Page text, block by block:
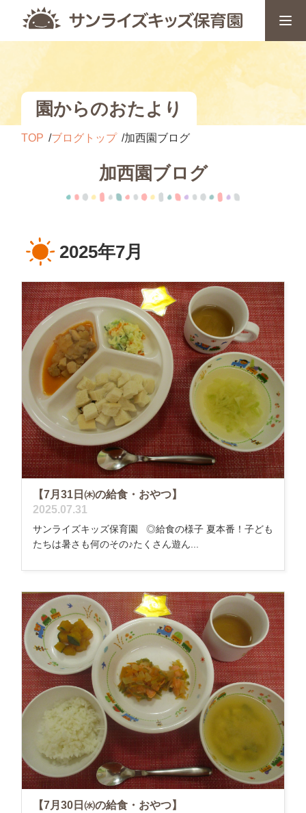
園からのおたより
TOP ブログトップ 加西園ブログ
加西園ブログ
2025年7月
【7月31日㈭の給食・おやつ】
2025.07.31
サンライズキッズ保育園 ◎給食の様子 夏本番！子ども
たちは暑さも何のその♪たくさん遊ん...
【7月30日㈬の給食・おやつ】